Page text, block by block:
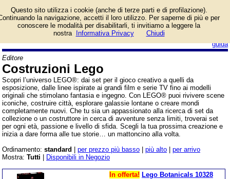
guida
Catalogo prodotti
Costruzioni Lego con
informazioni e prezzi.
Giochi da Tavolo in vendita.
Editore
Costruzioni Lego
Scopri l’universo LEGO®: dai set per il gioco creativo a quelli da
esposizione, dalle linee ispirate ai grandi film e serie TV fino ai modelli
originali che stimolano fantasia e ingegno. Con LEGO® puoi rivivere scene
iconiche, costruire città, esplorare galassie lontane o creare mondi
completamente nuovi. Che tu sia un appassionato alla ricerca di set da
collezione o un costruttore in cerca di avventure senza limiti, troverai set
per ogni età, passione e livello di sfida. Scegli la tua prossima creazione e
inizia a dare forma alle tue storie… un mattoncino alla volta.
Ordinamento: standard per prezzo più basso più alto
per arrivo
Mostra: Tutti Disponibili in Negozio
In offerta! Lego Botanicals 10328
Questo sito utilizza i cookie (anche di terze parti e di profilazione).
la navigazione, accetti il loro utilizzo. Per saperne di più e per
conoscere le modalità per disabilitarli, ti invitiamo a leggere la
nostra
Informativa Privacy Chiudi